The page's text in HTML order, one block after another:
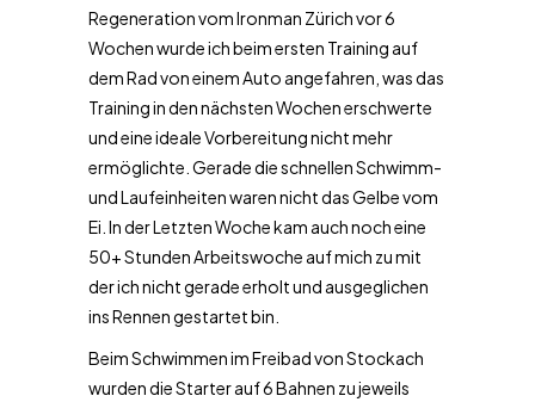
Regeneration vom Ironman Zürich vor 6
Wochen wurde ich beim ersten Training auf
dem Rad von einem Auto angefahren, was das
Training in den nächsten Wochen erschwerte
und eine ideale Vorbereitung nicht mehr
ermöglichte. Gerade die schnellen Schwimm-
und Laufeinheiten waren nicht das Gelbe vom
Ei. In der Letzten Woche kam auch noch eine
50+ Stunden Arbeitswoche auf mich zu mit
der ich nicht gerade erholt und ausgeglichen
ins Rennen gestartet bin.
Beim Schwimmen im Freibad von Stockach
wurden die Starter auf 6 Bahnen zu jeweils